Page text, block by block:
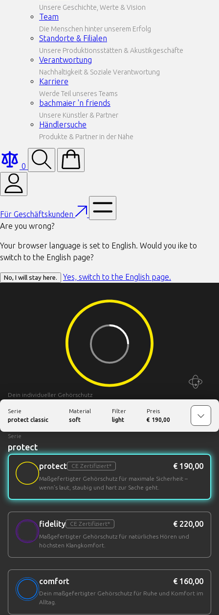
Unsere Geschichte, Werte & Vision
Team
Die Menschen hinter unserem Erfolg
Standorte & Filialen
Unsere Produktionsstätten & Akustikgeschäfte
Verantwortung
Nachhaltigkeit & Soziale Verantwortung
Karriere
Werde Teil unseres Teams
bachmaier 'n friends
Unsere Künstler & Partner
Händlersuche
Produkte & Partner in der Nähe
0
Für Geschäftskunden
Are you wrong?
Your browser language is set to English. Would you ike to
switch to the English page?
No, I will stay here. Yes, switch to the English page.
Dein individueller Gehörschutz
Serie
protect classic
Material
soft
Filter
light
Preis
€ 190,00
Serie
protect
protect CE Zertifiziert* € 190,00
Maßgefertigter Gehörschutz für maximale Sicherheit –
wenn’s laut, staubig und hart zur Sache geht.
fidelity CE Zertifiziert* € 220,00
Maßgefertigter Gehörschutz für natürliches Hören und
höchsten Klangkomfort.
comfort € 160,00
Dein maßgefertigter Gehörschutz für Ruhe und Komfort im
Alltag.